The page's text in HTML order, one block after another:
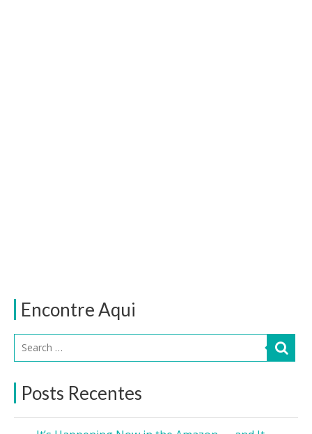
Encontre Aqui
Posts Recentes